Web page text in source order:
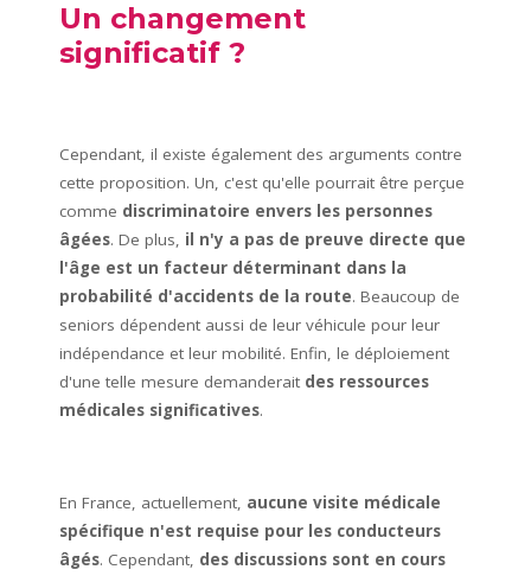
Un changement
significatif ?
Cependant, il existe également des arguments contre
cette proposition. Un, c'est qu'elle pourrait être perçue
comme discriminatoire envers les personnes
âgées. De plus, il n'y a pas de preuve directe que
l'âge est un facteur déterminant dans la
probabilité d'accidents de la route. Beaucoup de
seniors dépendent aussi de leur véhicule pour leur
indépendance et leur mobilité. Enfin, le déploiement
d'une telle mesure demanderait des ressources
médicales significatives.
En France, actuellement, aucune visite médicale
spécifique n'est requise pour les conducteurs
âgés. Cependant, des discussions sont en cours